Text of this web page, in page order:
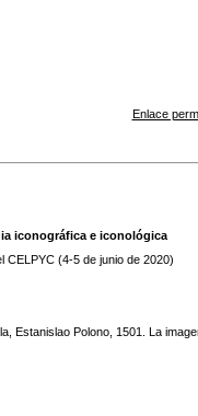
Enlace
iconográfica e iconológica
CELPYC (4-5 de junio de 2020)
Estanislao Polono, 1501. La